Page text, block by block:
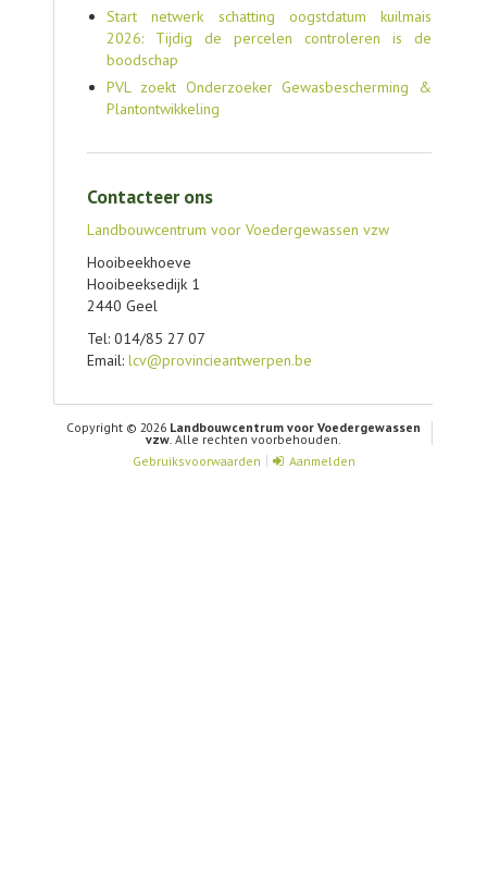
Start netwerk schatting oogstdatum kuilmais
2026: Tijdig de percelen controleren is de
boodschap
PVL zoekt Onderzoeker Gewasbescherming &
Plantontwikkeling
Contacteer ons
Landbouwcentrum voor Voedergewassen vzw
Hooibeekhoeve
Hooibeeksedijk 1
2440 Geel
Tel: 014/85 27 07
Email: lcv@provincieantwerpen.be
Copyright © 2026 Landbouwcentrum voor Voedergewassen
vzw. Alle rechten voorbehouden.
Gebruiksvoorwaarden
Aanmelden